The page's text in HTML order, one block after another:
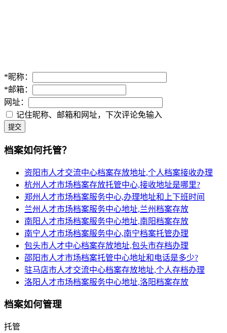
*昵称：
*邮箱：
网址：
记住昵称、邮箱和网址，下次评论免输入
提交
档案如何托管？
资阳市人才交流中心档案存放地址,个人档案接收办理
杭州人才市场档案存放托管中心,接收地址是哪里?
郑州人才市场档案服务中心,办理地址和上下班时间
兰州人才市场档案服务中心地址,兰州档案存放
南阳人才市场档案服务中心地址,南阳档案存放
南宁人才市场档案服务中心,南宁档案托管办理
包头市人才中心档案存放地址,包头市存档办理
邵阳市人才市场档案托管中心地址和电话是多少?
驻马店市人才交流中心档案存放地址,个人存档办理
洛阳人才市场档案服务中心地址,洛阳档案存放
档案如何管理
托管